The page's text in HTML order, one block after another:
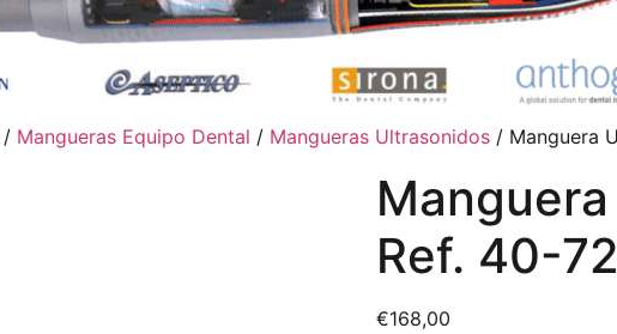
/ Mangueras Equipo Dental / Mangueras Ultrasonidos / Manguera
Ref. 40-
€168,00